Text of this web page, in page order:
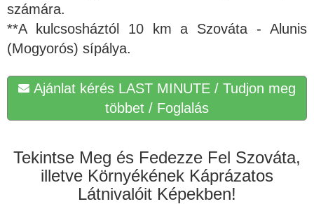
számára.
**A kulcsosháztól 10 km a Szováta - Alunis
(Mogyorós) sípálya.
Ajánlat kérés LAST MINUTE / Tudjon meg
többet / Foglalás
Tekintse Meg és Fedezze Fel Szováta,
illetve Környékének Káprázatos
Látnivalóit Képekben!